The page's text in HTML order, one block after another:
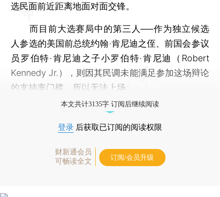
选民面前近距离地面对面交锋。
而目前大选赛局中的第三人──作为独立候选
人参选的美国前总统约翰·肯尼迪之侄、前国会参议
员罗伯特·肯尼迪之子小罗伯特·肯尼迪（Robert
Kennedy Jr.），则因其民调未能满足参加这场辩论
的支持率门槛，所以无法上场。
本文共计3135字 订阅后继续阅读
登录 后获取已订阅的阅读权限
财新通会员
可畅读全文
订阅/会员升级